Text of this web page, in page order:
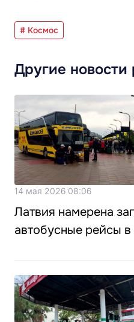
# Космос
Другие новости
14 мая 2026 08:06
Латвия намерена
автобусные рейсы